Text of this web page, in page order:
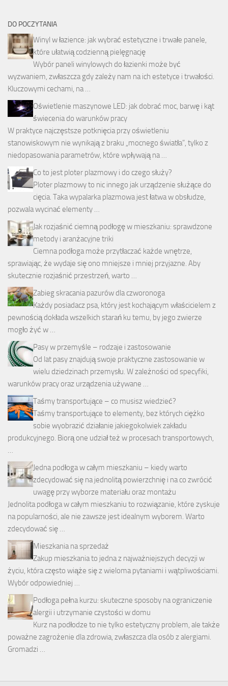
DO POCZYTANIA
Winyl w łazience: jak wybrać estetyczne i trwałe panele,
które ułatwią codzienną pielęgnację
Wybór paneli winylowych do łazienki może być
wyzwaniem, zwłaszcza gdy zależy nam na ich estetyce i trwałości.
Kluczowymi cechami, na …
Oświetlenie maszynowe LED: jak dobrać moc, barwę i kąt
świecenia do warunków pracy
W praktyce najczęstsze potknięcia przy oświetleniu
stanowiskowym nie wynikają z braku „mocnego światła”, tylko z
niedopasowania parametrów, które wpływają na …
Co to jest ploter plazmowy i do czego służy?
Ploter plazmowy to nic innego jak urządzenie służące do
cięcia. Taka wypalarka plazmowa jest łatwa w obsłudze,
pozwala wycinać elementy …
Jak rozjaśnić ciemną podłogę w mieszkaniu: sprawdzone
metody i aranżacyjne triki
Ciemna podłoga może przytłaczać każde wnętrze,
sprawiając, że wydaje się ono mniejsze i mniej przyjazne. Aby
skutecznie rozjaśnić przestrzeń, warto …
Zabieg skracania pazurów dla czworonoga
Każdy posiadacz psa, który jest kochającym właścicielem z
pewnością dokłada wszelkich starań ku temu, by jego zwierze
mogło żyć w …
Pasy w przemyśle – rodzaje i zastosowanie
Od lat pasy znajdują swoje praktyczne zastosowanie w
wielu dziedzinach przemysłu. W zależności od specyfiki,
warunków pracy oraz urządzenia używane …
Taśmy transportujące – co musisz wiedzieć?
Taśmy transportujące to elementy, bez których ciężko
sobie wyobrazić działanie jakiegokolwiek zakładu
produkcyjnego. Biorą one udział też w procesach transportowych,
…
Jedna podłoga w całym mieszkaniu – kiedy warto
zdecydować się na jednolitą powierzchnię i na co zwrócić
uwagę przy wyborze materiału oraz montażu
Jednolita podłoga w całym mieszkaniu to rozwiązanie, które zyskuje
na popularności, ale nie zawsze jest idealnym wyborem. Warto
zdecydować się …
Mieszkania na sprzedaż
Zakup mieszkania to jedna z najważniejszych decyzji w
życiu, która często wiąże się z wieloma pytaniami i wątpliwościami.
Wybór odpowiedniej …
Podłoga pełna kurzu: skuteczne sposoby na ograniczenie
alergii i utrzymanie czystości w domu
Kurz na podłodze to nie tylko estetyczny problem, ale także
poważne zagrożenie dla zdrowia, zwłaszcza dla osób z alergiami.
Gromadzi …